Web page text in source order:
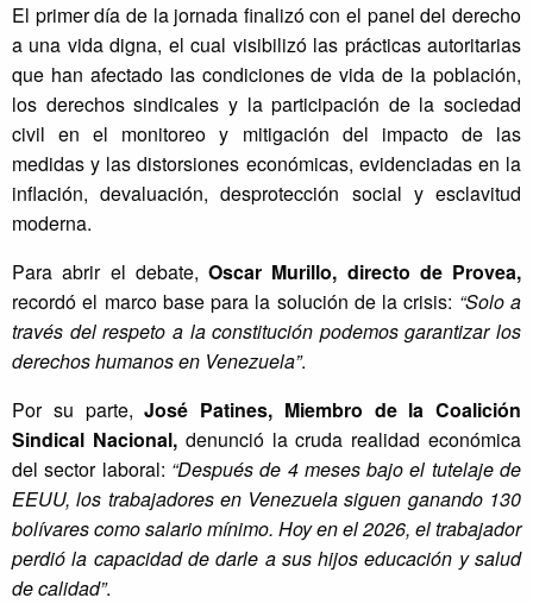
El primer día de la jornada finalizó con el panel del derecho
a una vida digna, el cual visibilizó las prácticas autoritarias
que han afectado las condiciones de vida de la población,
los derechos sindicales y la participación de la sociedad
civil en el monitoreo y mitigación del impacto de las
medidas y las distorsiones económicas, evidenciadas en la
inflación, devaluación, desprotección social y esclavitud
moderna.
Para abrir el debate, Oscar Murillo, directo de Provea,
recordó el marco base para la solución de la crisis: “Solo a
través del respeto a la constitución podemos garantizar los
derechos humanos en Venezuela”.
Por su parte,José Patines, Miembro de la Coalición
Sindical Nacional,denunció la cruda realidad económica
del sector laboral: “Después de 4 meses bajo el tutelaje de
EEUU, los trabajadores en Venezuela siguen ganando 130
bolívares como salario mínimo. Hoy en el 2026, el trabajador
perdió la capacidad de darle a sus hijos educación y salud
de calidad”.